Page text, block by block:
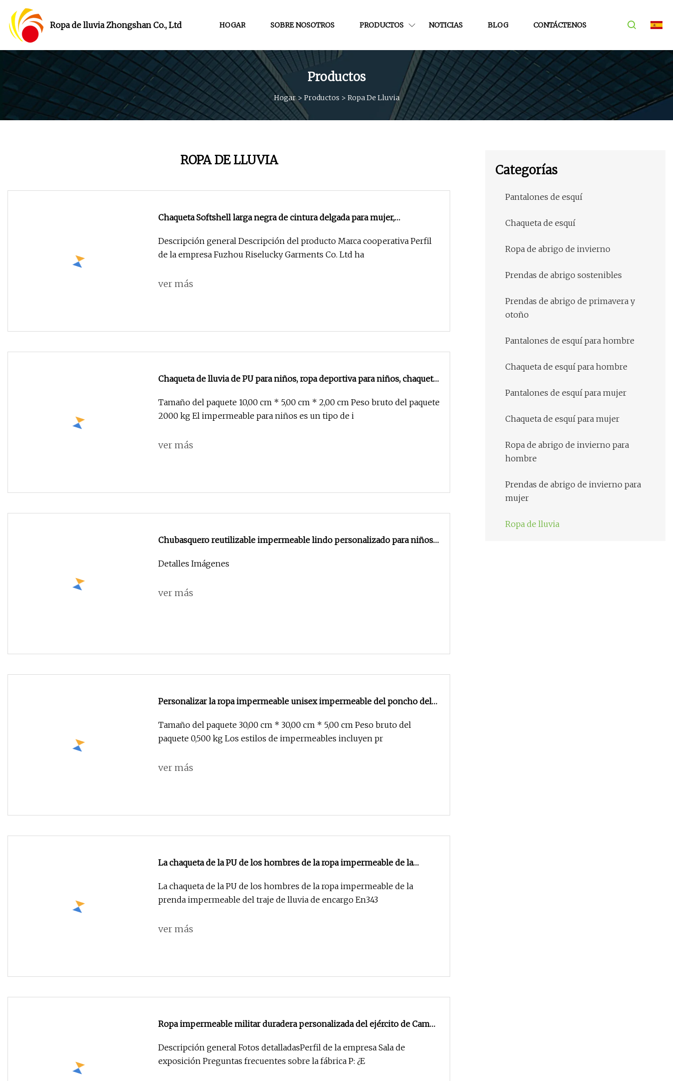
Ropa de lluvia Zhongshan Co., Ltd HOGAR SOBRE NOSOTROS PRODUCTOS NOTICIAS BLOG CONTÁCTENOS
Productos
Hogar> Productos > Ropa De Lluvia
ROPA DE LLUVIA
Chaqueta Softshell larga negra de cintura delgada para mujer,
mujer
Descripción general Descripción del producto Marca cooperativa Perfil
de la empresa Fuzhou Riselucky Garments Co. Ltd ha
ver más
Chaqueta de lluvia de PU para niños, ropa deportiva para niños, chaqueta
Tamaño del paquete 10,00 cm * 5,00 cm * 2,00 cm Peso bruto del paquete
2000 kg El impermeable para niños es un tipo de i
ver más
Chubasquero reutilizable impermeable lindo personalizado para niños,
Detalles Imágenes
ver más
Personalizar la ropa impermeable unisex impermeable del poncho del
Tamaño del paquete 30,00 cm * 30,00 cm * 5,00 cm Peso bruto del
paquete 0,500 kg Los estilos de impermeables incluyen pr
ver más
La chaqueta de la PU de los hombres de la ropa impermeable de la
lluvia del PVC de la ropa
La chaqueta de la PU de los hombres de la ropa impermeable de la
prenda impermeable del traje de lluvia de encargo En343
ver más
Ropa impermeable militar duradera personalizada del ejército de Camo
impermeable
Descripción general Fotos detalladasPerfil de la empresa Sala de
exposición Preguntas frecuentes sobre la fábrica P: ¿E
Categorías
Pantalones de esquí
Chaqueta de esquí
Ropa de abrigo de invierno
Prendas de abrigo sostenibles
Prendas de abrigo de primavera y
otoño
Pantalones de esquí para hombre
Chaqueta de esquí para hombre
Pantalones de esquí para mujer
Chaqueta de esquí para mujer
Ropa de abrigo de invierno para
hombre
Prendas de abrigo de invierno para
mujer
Ropa de lluvia